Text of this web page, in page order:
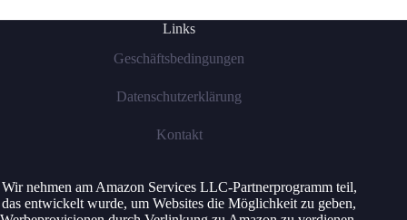
Links
Geschäftsbedingungen
Datenschutzerklärung
Kontakt
Wir nehmen am Amazon Services LLC-Partnerprogramm teil,
das entwickelt wurde, um Websites die Möglichkeit zu geben,